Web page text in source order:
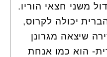
משני חצאי הוריו.
יכולה לקרוס,
שיצאה מגרונן
הוא כמו אנחת